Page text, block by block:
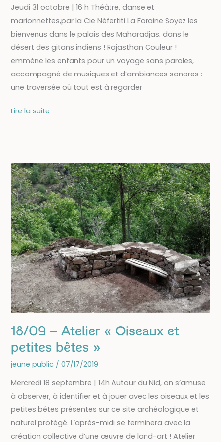
Jeudi 31 octobre | 16 h Théâtre, danse et
marionnettes,par la Cie Néfertiti La Foraine Soyez les
bienvenus dans le palais des Maharadjas, dans le
désert des gitans indiens ! Rajasthan Couleur !
emmène les enfants pour un voyage sans paroles,
accompagné de musiques et d’ambiances sonores :
une traversée où tout est à regarder
31/10
public
« Rajasthan
couleur
! »
[Spectacle
complet]
Lire la suite
18/09 – Atelier « Oiseaux et
petites bêtes »
jeune public / 07/17/2019
Mercredi 18 septembre | 14h Autour du Nid, on s’amuse
à observer, à identifier et à jouer avec les oiseaux et les
petites bêtes présentes sur ce site archéologique et
naturel protégé. L’après-midi se terminera avec la
création collective d’une œuvre de land-art ! Atelier